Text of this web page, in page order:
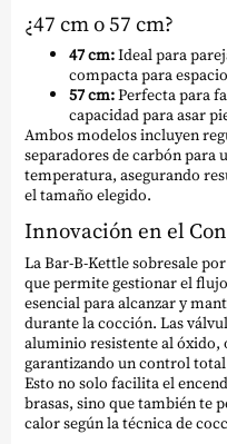
¿47 cm o 57 cm?
47 cm:Ideal para
compacta para
57 cm:Perfecta para
capacidad para asar
Ambos modelos incluyen
separadores de carbón para
temperatura, asegurando
el tamaño elegido.
Innovación en el
La Bar-B-Kettle sobresale
que permite gestionar el
esencial para alcanzar y
durante la cocción. Las
aluminio resistente al óxido,
garantizando un control
Esto no solo facilita el
brasas, sino que también te
calor según la técnica de